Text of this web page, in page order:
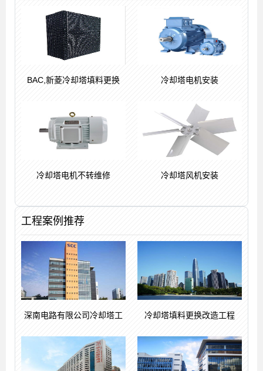
BAC,新菱冷却塔填料更换 冷却塔电机安装
冷却塔电机不转维修 冷却塔风机安装
工程案例推荐
深南电路有限公司冷却塔工 冷却塔填料更换改造工程